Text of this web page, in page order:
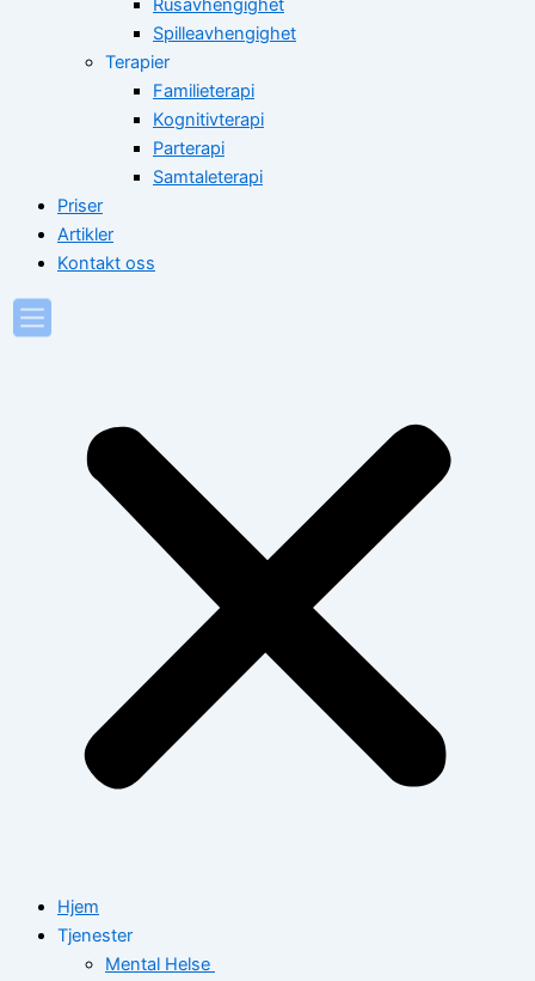
Rusavhengighet
Spilleavhengighet
Terapier
Familieterapi
Kognitivterapi
Parterapi
Samtaleterapi
Priser
Artikler
Kontakt oss
Hjem
Tjenester
Mental Helse